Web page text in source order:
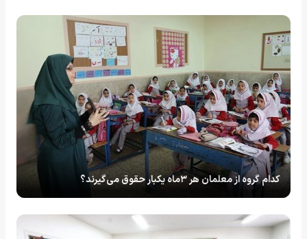
کدام گروه از معلمان هر ۳ماه یکبار حقوق می‌گیرند؟